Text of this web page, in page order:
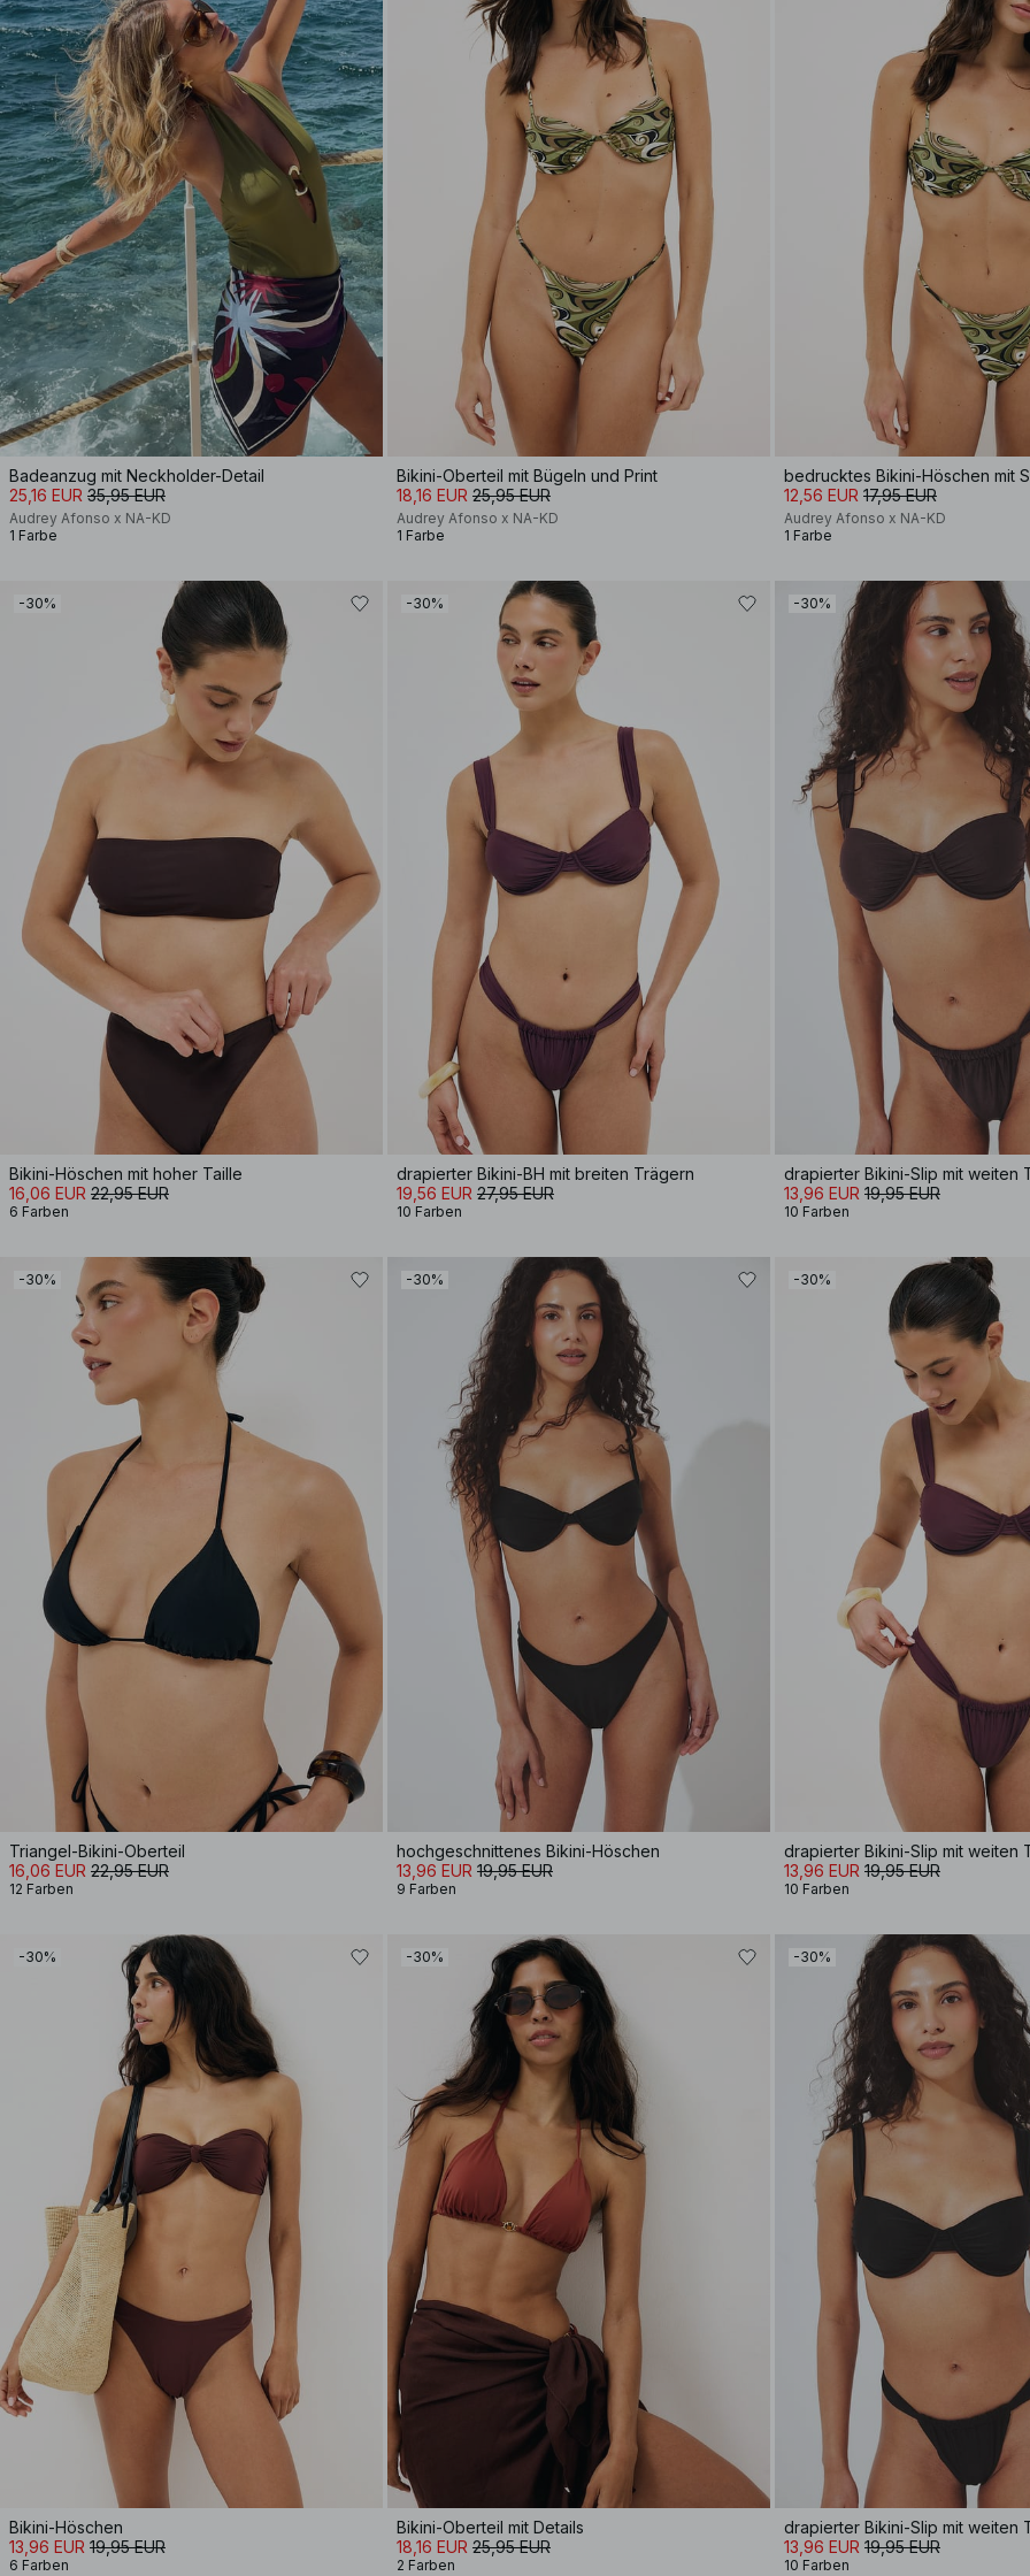
Badeanzug mit Neckholder-Detail
25,16 EUR 35,95 EUR
Audrey Afonso x NA-KD
1 Farbe
Bikini-Oberteil mit Bügeln und Print
18,16 EUR 25,95 EUR
Audrey Afonso x NA-KD
1 Farbe
bedrucktes Bikini-Höschen mit
12,56 EUR 17,95 EUR
Audrey Afonso x NA-KD
1 Farbe
-30%
Bikini-Höschen mit hoher Taille
16,06 EUR 22,95 EUR
6 Farben
-30%
drapierter Bikini-BH mit breiten Trägern
19,56 EUR 27,95 EUR
10 Farben
-30%
drapierter Bikini-Slip mit weiten
13,96 EUR 19,95 EUR
10 Farben
-30%
Triangel-Bikini-Oberteil
16,06 EUR 22,95 EUR
12 Farben
-30%
hochgeschnittenes Bikini-Höschen
13,96 EUR 19,95 EUR
9 Farben
-30%
drapierter Bikini-Slip mit weiten
13,96 EUR 19,95 EUR
10 Farben
-30%
Bikini-Höschen
13,96 EUR 19,95 EUR
6 Farben
-30%
Bikini-Oberteil mit Details
18,16 EUR 25,95 EUR
2 Farben
-30%
drapierter Bikini-Slip mit weiten
13,96 EUR 19,95 EUR
10 Farben